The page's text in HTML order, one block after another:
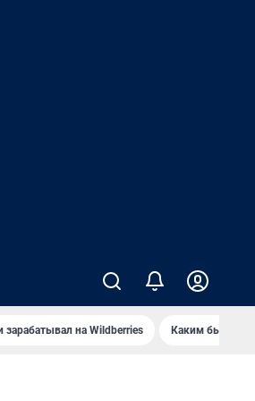
зарабатывал на Wildberries Каким было